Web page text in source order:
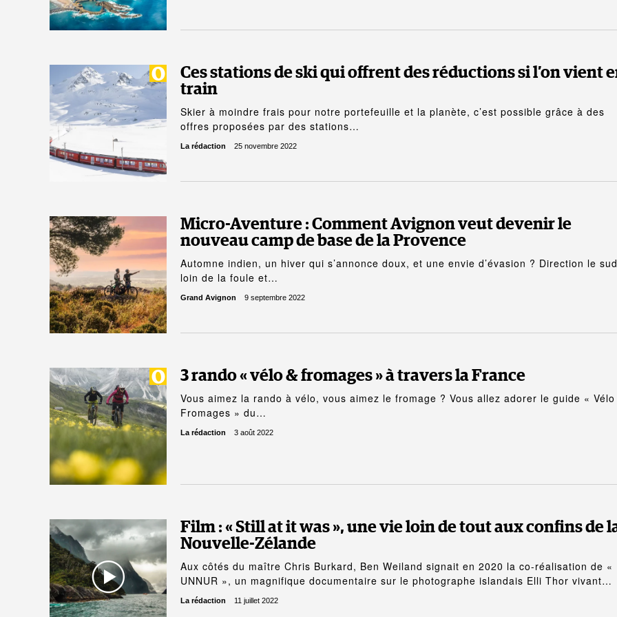
Ces stations de ski qui offrent des réductions si l’on vient
train
Skier à moindre frais pour notre portefeuille et la planète, c’est possible grâce à des
offres proposées par des stations…
La rédaction 25 novembre 2022
Micro-Aventure : Comment Avignon veut devenir le
nouveau camp de base de la Provence
Automne indien, un hiver qui s’annonce doux, et une envie d’évasion ? Direction le
loin de la foule et…
Grand Avignon 9 septembre 2022
3 rando « vélo & fromages » à travers la France
Vous aimez la rando à vélo, vous aimez le fromage ? Vous allez adorer le guide «
Fromages » du…
La rédaction 3 août 2022
Film : « Still at it was », une vie loin de tout aux confins de
Nouvelle-Zélande
Aux côtés du maître Chris Burkard, Ben Weiland signait en 2020 la co-réalisation de «
UNNUR », un magnifique documentaire sur le photographe islandais Elli Thor vivant…
La rédaction 11 juillet 2022